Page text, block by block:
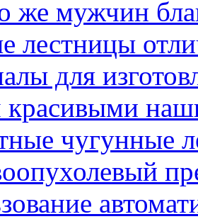
же мужчин
лестницы
для
красивыми
чугунные